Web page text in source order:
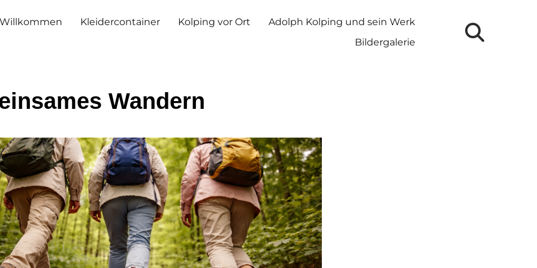
Willkommen Kleidercontainer Kolping vor Ort
Adolph Kolping und sein Werk
Bildergalerie
Wandern